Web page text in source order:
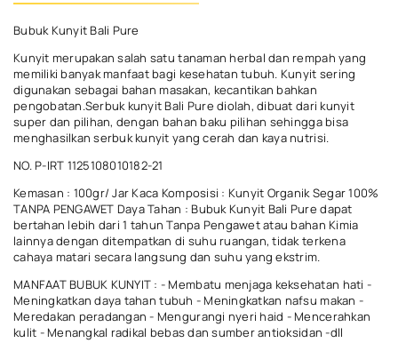
Bubuk Kunyit Bali Pure
Kunyit merupakan salah satu tanaman herbal dan rempah yang
memiliki banyak manfaat bagi kesehatan tubuh. Kunyit sering
digunakan sebagai bahan masakan, kecantikan bahkan
pengobatan.Serbuk kunyit Bali Pure diolah, dibuat dari kunyit
super dan pilihan, dengan bahan baku pilihan sehingga bisa
menghasilkan serbuk kunyit yang cerah dan kaya nutrisi.
NO. P-IRT 1125108010182-21
Kemasan : 100gr/ Jar Kaca Komposisi : Kunyit Organik Segar 100%
TANPA PENGAWET Daya Tahan : Bubuk Kunyit Bali Pure dapat
bertahan lebih dari 1 tahun Tanpa Pengawet atau bahan Kimia
lainnya dengan ditempatkan di suhu ruangan, tidak terkena
cahaya matari secara langsung dan suhu yang ekstrim.
MANFAAT BUBUK KUNYIT : - Membatu menjaga keksehatan hati -
Meningkatkan daya tahan tubuh - Meningkatkan nafsu makan -
Meredakan peradangan - Mengurangi nyeri haid - Mencerahkan
kulit - Menangkal radikal bebas dan sumber antioksidan -dll